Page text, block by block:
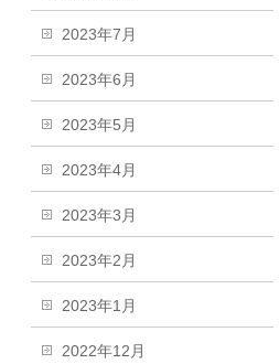
2023年7月
2023年6月
2023年5月
2023年4月
2023年3月
2023年2月
2023年1月
2022年12月